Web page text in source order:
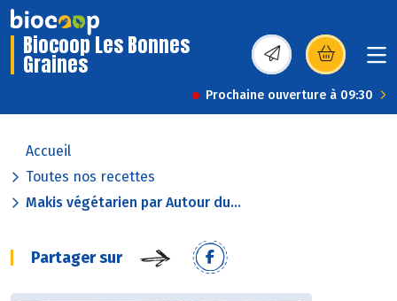
Biocoop Les Bonnes
Graines (s’ouvre dans une
Prochaine ouverture à 09:30
Accueil
Toutes nos recettes
Makis végétarien par Autour du...
Partager sur